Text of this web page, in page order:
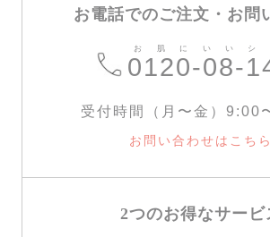
お電話でのご注文・お問
0120-08-
お肌にいいシ
受付時間（月〜金）9:00
お問い合わせはこちら
2つのお得なサービ